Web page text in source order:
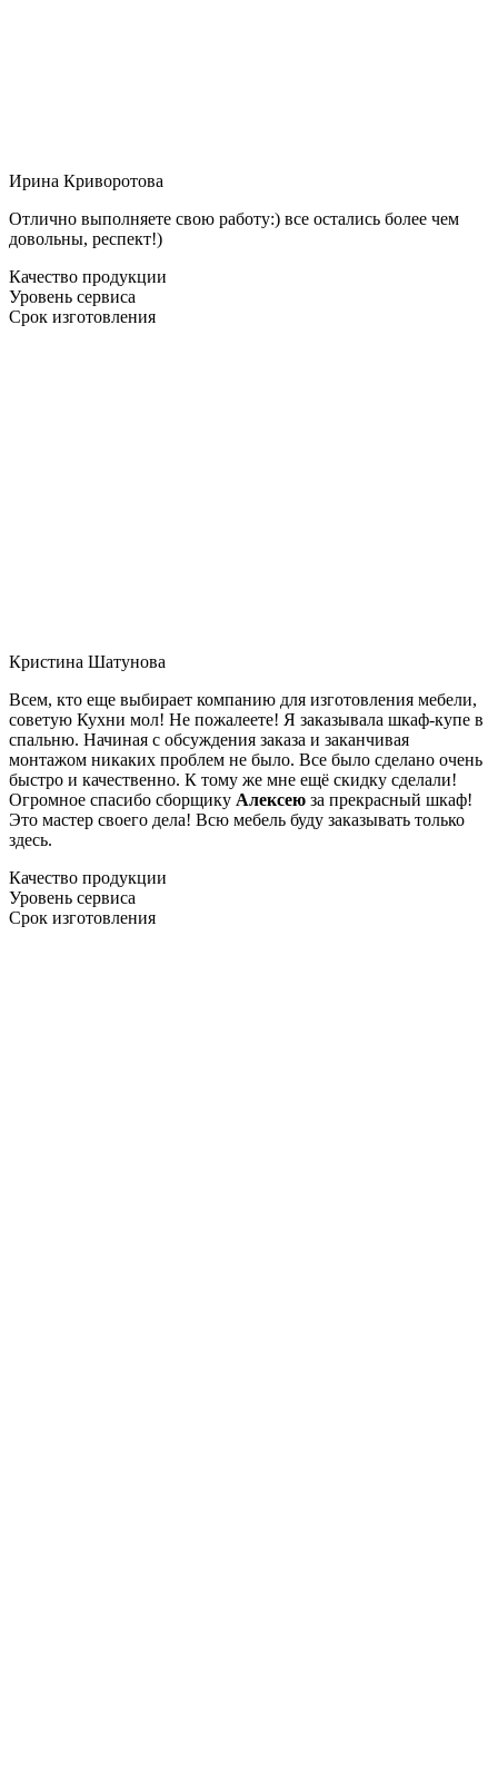
Ирина Криворотова
Отлично выполняете свою работу:) все остались более чем
довольны, респект!)
Качество продукции
Уровень сервиса
Срок изготовления
Кристина Шатунова
Всем, кто еще выбирает компанию для изготовления мебели,
советую Кухни мол! Не пожалеете! Я заказывала шкаф-купе в
спальню. Начиная с обсуждения заказа и заканчивая
монтажом никаких проблем не было. Все было сделано очень
быстро и качественно. К тому же мне ещё скидку сделали!
Огромное спасибо сборщику Алексею за прекрасный шкаф!
Это мастер своего дела! Всю мебель буду заказывать только
здесь.
Качество продукции
Уровень сервиса
Срок изготовления